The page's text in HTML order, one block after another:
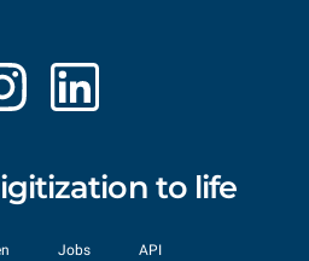
to life
Jobs
API